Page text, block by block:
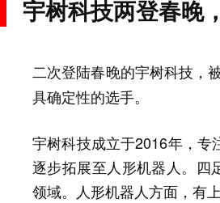
宇树科技两登春晚
二次登陆春晚的宇树科技，
具确定性的选手。
宇树科技成立于2016年，专
逐步拓展至人形机器人。四
领域。人形机器人方面，有